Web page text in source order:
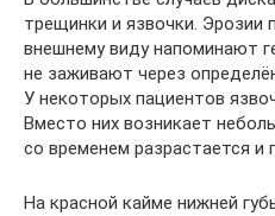
трещинки и язвочки. Эрозии
внешнему виду напоминают
не заживают через
У некоторых пациентов
Вместо них возникает
со временем разрастается и
На красной кайме нижней